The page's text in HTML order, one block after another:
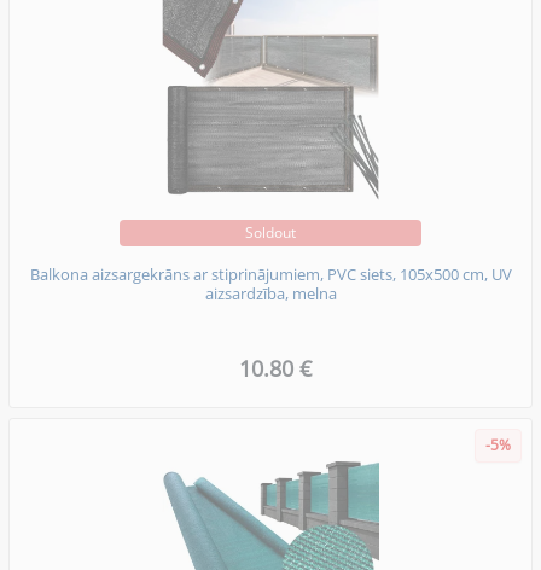
Soldout
Balkona aizsargekrāns ar stiprinājumiem, PVC siets, 105x500 cm, UV
aizsardzība, melna
10.80 €
-5%